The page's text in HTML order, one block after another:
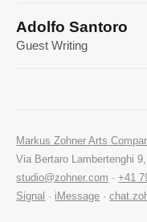
Adolfo Santoro
Guest Writing
Markus Zohner Arts
Via Bertaro Lambertenghi
studio@zohner.com ·+41
Signal · iMessage ·